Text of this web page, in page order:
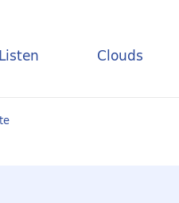
Listen Clouds